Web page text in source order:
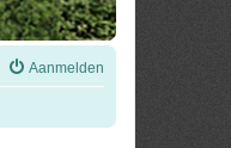
Aanmelden